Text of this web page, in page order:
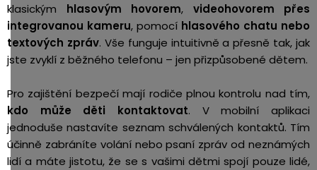
klasickým hlasovým hovorem, videohovorem přes
integrovanou kameru, pomocí hlasového chatu nebo
textových zpráv. Vše funguje intuitivně a přesně tak, jak
jste zvyklí z běžného telefonu – jen přizpůsobené dětem.
Pro zajištění bezpečí mají rodiče plnou kontrolu nad tím,
kdo může děti kontaktovat. V mobilní aplikaci
jednoduše nastavíte seznam schválených kontaktů. Tím
účinně zabráníte volání nebo psaní zpráv od neznámých
lidí a máte jistotu, že se s vašimi dětmi spojí pouze lidé,